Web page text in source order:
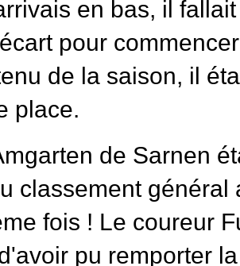
en bas, il
pour
de la saison, il
place.
de Sarnen
classement général
fois ! Le coureur
pu remporter